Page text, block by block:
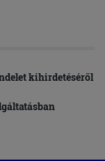
kihirdetéséről